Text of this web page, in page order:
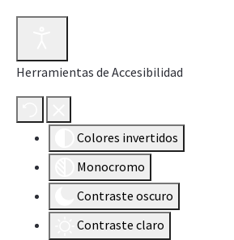
Herramientas de Accesibilidad
Colores invertidos
Monocromo
Contraste oscuro
Contraste claro